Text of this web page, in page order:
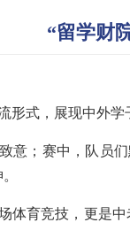
“留学财
形式，展现中外
意；赛中，队员
体育竞技，更是